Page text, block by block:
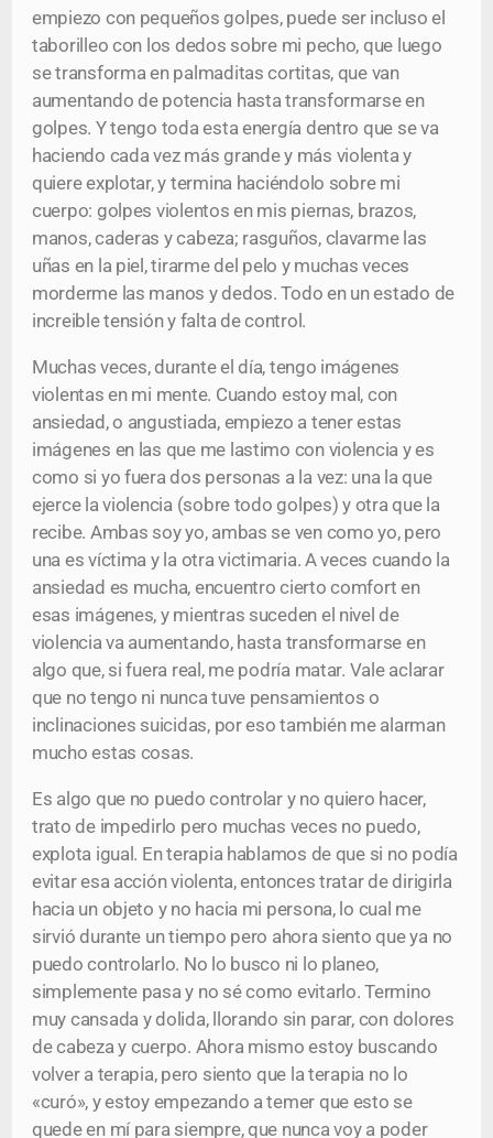
empiezo con pequeños golpes, puede ser incluso el
taborilleo con los dedos sobre mi pecho, que luego
se transforma en palmaditas cortitas, que van
aumentando de potencia hasta transformarse en
golpes. Y tengo toda esta energía dentro que se va
haciendo cada vez más grande y más violenta y
quiere explotar, y termina haciéndolo sobre mi
cuerpo: golpes violentos en mis piernas, brazos,
manos, caderas y cabeza; rasguños, clavarme las
uñas en la piel, tirarme del pelo y muchas veces
morderme las manos y dedos. Todo en un estado de
increible tensión y falta de control.
Muchas veces, durante el día, tengo imágenes
violentas en mi mente. Cuando estoy mal, con
ansiedad, o angustiada, empiezo a tener estas
imágenes en las que me lastimo con violencia y es
como si yo fuera dos personas a la vez: una la que
ejerce la violencia (sobre todo golpes) y otra que la
recibe. Ambas soy yo, ambas se ven como yo, pero
una es víctima y la otra victimaria. A veces cuando la
ansiedad es mucha, encuentro cierto comfort en
esas imágenes, y mientras suceden el nivel de
violencia va aumentando, hasta transformarse en
algo que, si fuera real, me podría matar. Vale aclarar
que no tengo ni nunca tuve pensamientos o
inclinaciones suicidas, por eso también me alarman
mucho estas cosas.
Es algo que no puedo controlar y no quiero hacer,
trato de impedirlo pero muchas veces no puedo,
explota igual. En terapia hablamos de que si no podía
evitar esa acción violenta, entonces tratar de dirigirla
hacia un objeto y no hacia mi persona, lo cual me
sirvió durante un tiempo pero ahora siento que ya no
puedo controlarlo. No lo busco ni lo planeo,
simplemente pasa y no sé como evitarlo. Termino
muy cansada y dolida, llorando sin parar, con dolores
de cabeza y cuerpo. Ahora mismo estoy buscando
volver a terapia, pero siento que la terapia no lo
«curó», y estoy empezando a temer que esto se
quede en mí para siempre, que nunca voy a poder